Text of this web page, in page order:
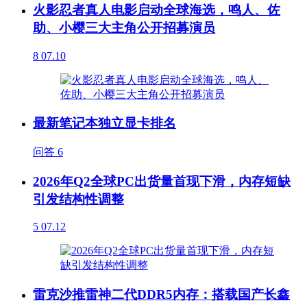
火影忍者真人电影启动全球海选，鸣人、佐
助、小樱三大主角公开招募演员
8 07.10
最新笔记本独立显卡排名
问答 6
2026年Q2全球PC出货量首现下滑，内存短缺
引发结构性调整
5 07.12
雷克沙推雷神二代DDR5内存：搭载国产长鑫